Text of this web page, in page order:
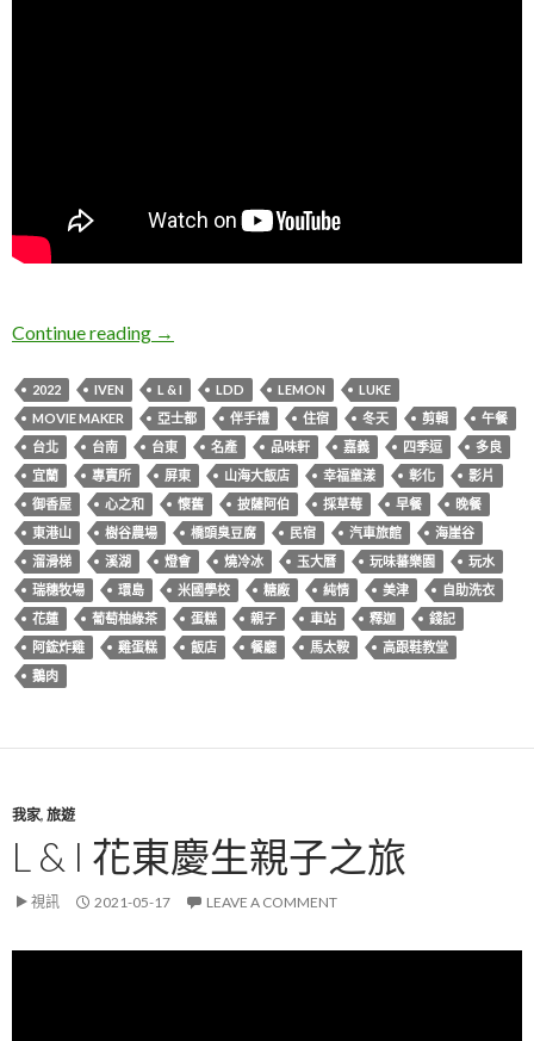
Continue reading L & I 2022臺灣親子環島自由行
→
2022 IVEN L & I LDD LEMON
LUKE
MOVIE MAKER
亞士都 伴手禮 住宿 冬天 剪輯
午餐
台北
台南 台東 名產 品味軒 嘉義 四季逗
多良
宜蘭
專賣所 屏東 山海大飯店 幸福童漾 彰化
影片
御香屋
心之和 懷舊 披薩阿伯 採草莓 早餐
晚餐
東港山
樹谷農場 橋頭臭豆腐 民宿 汽車旅館
海崖谷
溜滑梯
溪湖 燈會 燒冷冰 玉大曆 玩味蕃樂園
玩水
瑞穗牧場
環島 米國學校 糖廠 純情 美津
自助洗衣
花蓮
葡萄柚綠茶 蛋糕 親子 車站 釋迦
錢記
阿鋐炸雞
雞蛋糕 飯店 餐廳 馬太鞍
高跟鞋教堂
鵝肉
我家, 旅遊
L & I 花東慶生親子之旅
視訊 2021-05-17 LEAVE A COMMENT